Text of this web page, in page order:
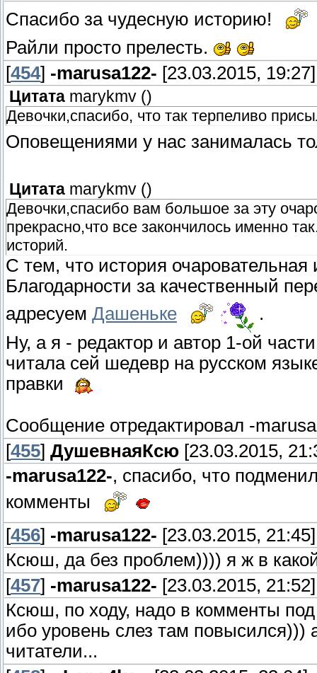
Спасибо за чудесную историю!
Райли просто прелесть.
[454] -marusa122- [23.03.2015, 19:27]
Цитата marykmv ()
Девочки,спасибо, что так терпеливо
Оповещениями у нас занималась
Цитата marykmv ()
Девочки,спасибо вам большое за эту
прекрасно,что все закончилось именно
историй.
С тем, что история очаровательная
Благодарности за качественный
адресуем Дашеньке
.
Ну, а я - редактор и автор 1-ой
читала сей шедевр на русском
правки
Сообщение отредактировал -
[455] ДушевнаяКсю [23.03.2015,
-marusa122-, спасибо, что
комменты
[456] -marusa122- [23.03.2015, 21:45]
Ксюш, да без проблем)))) я ж в
[457] -marusa122- [23.03.2015, 21:52]
Ксюш, по ходу, надо в комменты под
ибо уровень слез там
читатели...